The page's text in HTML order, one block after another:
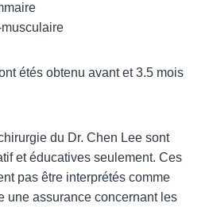
étés obtenu avant et 3.5 mois
du Dr. Chen Lee sont
et éducatives seulement. Ces
pas être interprétés comme
une assurance concernant les